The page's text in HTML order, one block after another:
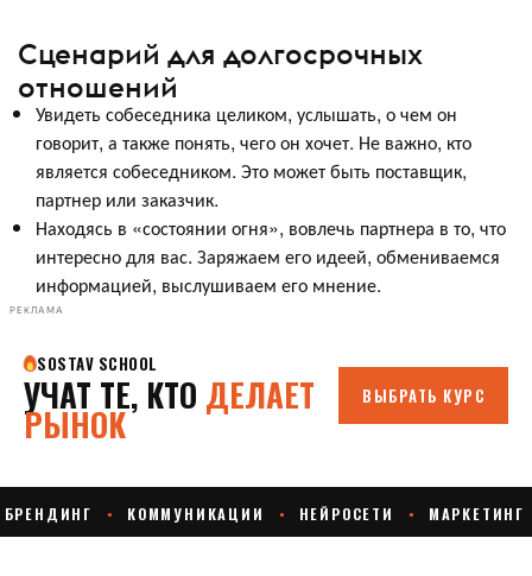
Сценарий для долгосрочных
отношений
Увидеть собеседника целиком, услышать, о чем он
говорит, а также понять, чего он хочет. Не важно, кто
является собеседником. Это может быть поставщик,
партнер или заказчик.
Находясь в «состоянии огня», вовлечь партнера в то, что
интересно для вас. Заряжаем его идеей, обмениваемся
информацией, выслушиваем его мнение.
РЕКЛАМА